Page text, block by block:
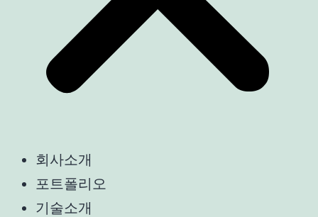
회사소개
포트폴리오
기술소개